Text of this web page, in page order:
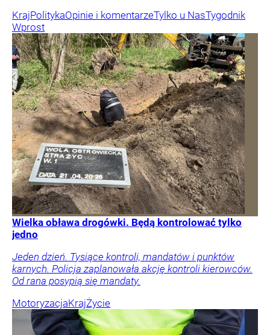
KrajPolitykaOpinie i komentarzeTylko u NasTygodnik
Wprost
Wielka obława drogówki. Będą kontrolować tylko
jedno
Jeden dzień. Tysiące kontroli, mandatów i punktów
karnych. Policja zaplanowała akcję kontroli kierowców.
Od rana posypią się mandaty.
MotoryzacjaKrajŻycie